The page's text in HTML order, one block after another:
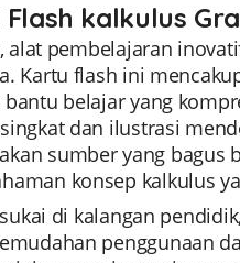
kalkulus
alat pembelajaran
Kartu flash ini
belajar yang
dan ilustrasi
sumber yang
konsep kalkulus
di kalangan
penggunaan